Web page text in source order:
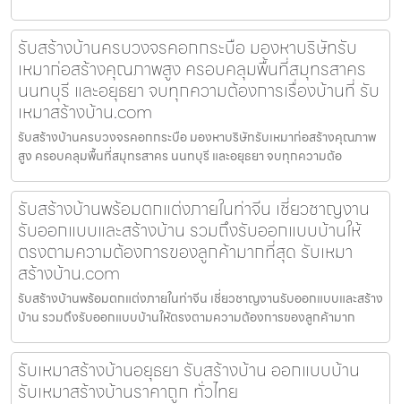
รับสร้างบ้านครบวงจรคอกกระบือ มองหาบริษัทรับ
เหมาก่อสร้างคุณภาพสูง ครอบคลุมพื้นที่สมุทรสาคร
นนทบุรี และอยุธยา จบทุกความต้องการเรื่องบ้านที่ รับ
เหมาสร้างบ้าน.com
รับสร้างบ้านครบวงจรคอกกระบือ มองหาบริษัทรับเหมาก่อสร้างคุณภาพ
สูง ครอบคลุมพื้นที่สมุทรสาคร นนทบุรี และอยุธยา จบทุกความต้อ
รับสร้างบ้านพร้อมตกแต่งภายในท่าจีน เชี่ยวชาญงาน
รับออกแบบและสร้างบ้าน รวมถึงรับออกแบบบ้านให้
ตรงตามความต้องการของลูกค้ามากที่สุด รับเหมา
สร้างบ้าน.com
รับสร้างบ้านพร้อมตกแต่งภายในท่าจีน เชี่ยวชาญงานรับออกแบบและสร้าง
บ้าน รวมถึงรับออกแบบบ้านให้ตรงตามความต้องการของลูกค้ามาก
รับเหมาสร้างบ้านอยุธยา รับสร้างบ้าน ออกแบบบ้าน
รับเหมาสร้างบ้านราคาถูก ทั่วไทย